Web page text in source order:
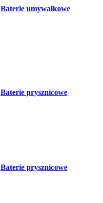
Baterie umywalkowe
Baterie prysznicowe
Baterie prysznicowe